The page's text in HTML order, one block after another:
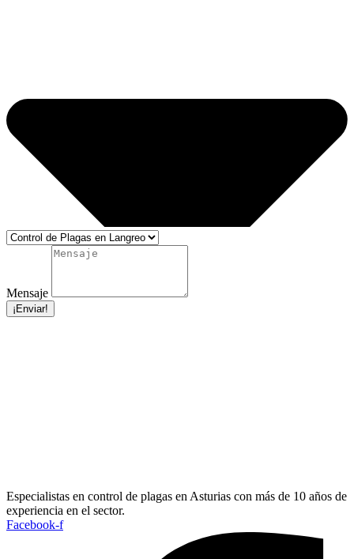
Mensaje
¡Enviar!
Especialistas en control de plagas en Asturias con más de 10 años de
experiencia en el sector.
Facebook-f